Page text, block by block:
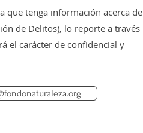
que tenga información acerca de
de Delitos), lo reporte a través
el carácter de confidencial y